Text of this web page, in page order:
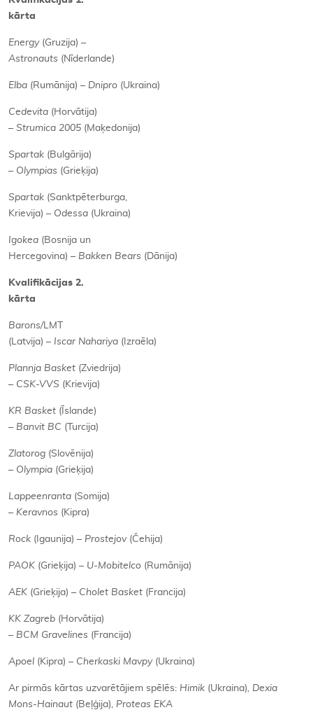
kārta
Energy (Gruzija) –
Astronauts (Nīderlande)
Elba (Rumānija) – Dnipro (Ukraina)
Cedevita (Horvātija)
– Strumica 2005 (Maķedonija)
Spartak (Bulgārija)
– Olympias (Grieķija)
Spartak (Sanktpēterburga,
Krievija) – Odessa (Ukraina)
Igokea (Bosnija un
Hercegovina) – Bakken Bears (Dānija)
Kvalifikācijas 2.
kārta
Barons/LMT
(Latvija) – Iscar Nahariya (Izraēla)
Plannja Basket (Zviedrija)
– CSK-VVS (Krievija)
KR Basket (Īslande)
– Banvit BC (Turcija)
Zlatorog (Slovēnija)
– Olympia (Grieķija)
Lappeenranta (Somija)
– Keravnos (Kipra)
Rock (Igaunija) – Prostejov (Čehija)
PAOK (Grieķija) – U-Mobitelco (Rumānija)
AEK (Grieķija) – Cholet Basket (Francija)
KK Zagreb (Horvātija)
– BCM Gravelines (Francija)
Apoel (Kipra) – Cherkaski Mavpy (Ukraina)
Ar pirmās kārtas uzvarētājiem spēlēs: Himik (Ukraina), Dexia
Mons-Hainaut (Beļģija), Proteas EKA